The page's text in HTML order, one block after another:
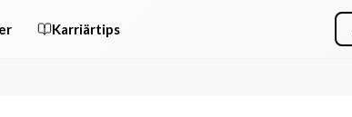
Karriärtips